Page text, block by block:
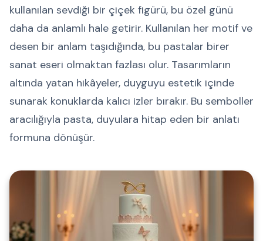
kullanılan sevdiği bir çiçek figürü, bu özel günü
daha da anlamlı hale getirir. Kullanılan her motif ve
desen bir anlam taşıdığında, bu pastalar birer
sanat eseri olmaktan fazlası olur. Tasarımların
altında yatan hikâyeler, duyguyu estetik içinde
sunarak konuklarda kalıcı izler bırakır. Bu semboller
aracılığıyla pasta, duyulara hitap eden bir anlatı
formuna dönüşür.